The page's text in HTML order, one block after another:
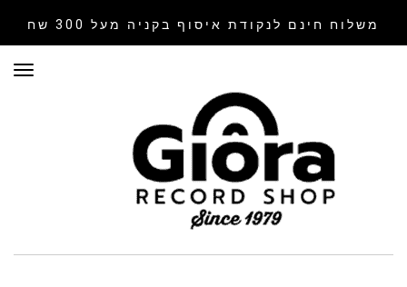
משלוח חינם לנקודת איסוף בקניה מעל 300 שח